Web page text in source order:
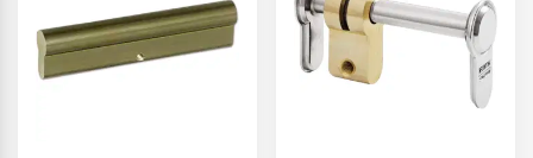
sich ideal für eine
schnelle und si…